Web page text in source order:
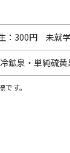
：300円 未就
鉱泉・単純硫黄
す。